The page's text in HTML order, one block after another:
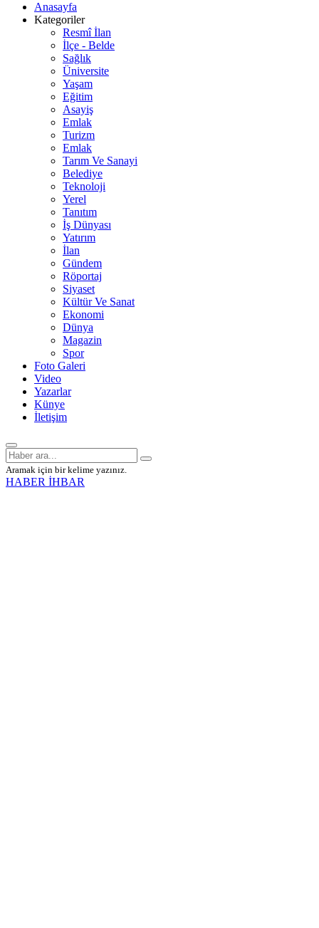
Anasayfa
Kategoriler
Resmî İlan
İlçe - Belde
Sağlık
Üniversite
Yaşam
Eğitim
Asayiş
Emlak
Turizm
Emlak
Tarım Ve Sanayi
Belediye
Teknoloji
Yerel
Tanıtım
İş Dünyası
Yatırım
İlan
Gündem
Röportaj
Siyaset
Kültür Ve Sanat
Ekonomi
Dünya
Magazin
Spor
Foto Galeri
Video
Yazarlar
Künye
İletişim
Aramak için bir kelime yazınız.
HABER İHBAR